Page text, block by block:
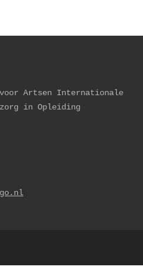
Artsen Internationale
in Opleiding